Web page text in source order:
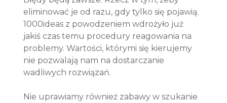
eliminować je od razu, gdy tylko się pojawią.
1000ideas z powodzeniem wdrożyło już
jakiś czas temu procedury reagowania na
problemy. Wartości, którymi się kierujemy
nie pozwalają nam na dostarczanie
wadliwych rozwiązań.
Nie uprawiamy również zabawy w szukanie